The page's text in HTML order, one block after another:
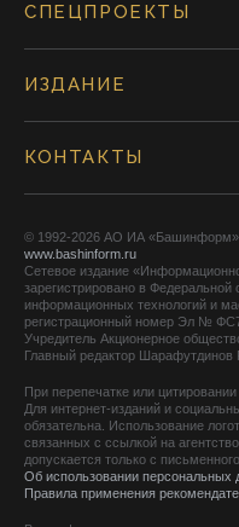
СПЕЦПРОЕКТЫ
ИЗДАНИЕ
КОНТАКТЫ
© 1992-2026 АО ИА «Башинформ».
www.bashinform.ru
Сетевое издание
зарегистрировано в
информационных технологий и
регистрационный номер Эл №
Учредитель Акционерное
Главный редактор Шарафутдинов
При перепечатке или
Для интернет-изданий и
обязательна. Использование
связанных с ссылкой на
допускается только с
Об использовании персональных
Правила применения